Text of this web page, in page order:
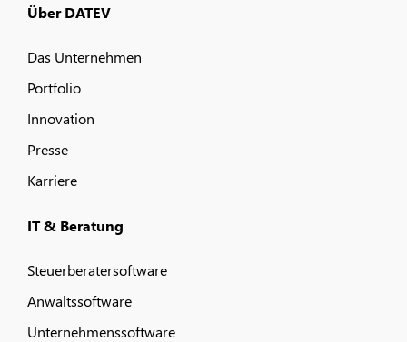
Über DATEV
Das Unternehmen
Portfolio
Innovation
Presse
Karriere
IT & Beratung
Steuerberatersoftware
Anwaltssoftware
Unternehmenssoftware